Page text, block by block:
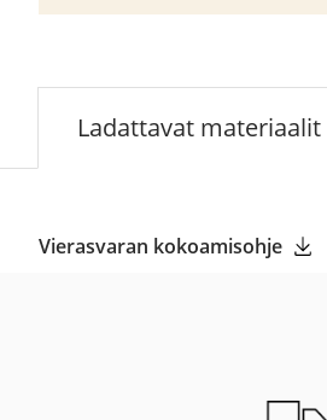
Ladattavat materiaalit
Vierasvaran kokoamisohje